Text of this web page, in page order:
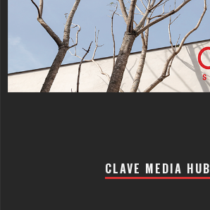
CLAVE MEDIA HUB